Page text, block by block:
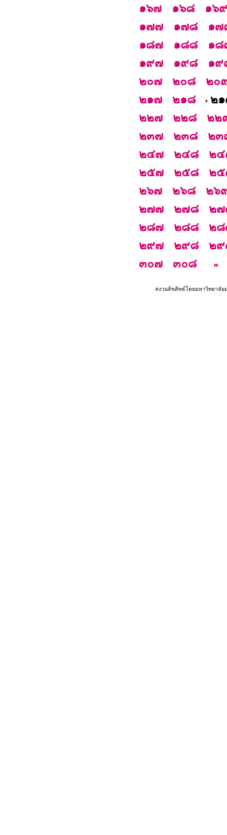
๑๖๗
๑๖๘
๑๖๙
๑๗๗
๑๗๘
๑๗
๑๘๗
๑๘๘
๑๘
๑๙๗
๑๙๘
๑๙
๒๐๗
๒๐๘
๒๐
๒๑๗
๒๑๘
๒
๒๒๗
๒๒๘
๒๒
๒๓๗
๒๓๘
๒๓
๒๔๗
๒๔๘
๒
๒๕๗
๒๕๘
๒
๒๖๗
๒๖๘
๒๖
๒๗๗
๒๗๘
๒
๒๘๗
๒๘๘
๒
๒๙๗
๒๙๘
๒
๓๐๗
๓๐๘
สงวนลิขสิทธ์โดยมหาวิทยาลั